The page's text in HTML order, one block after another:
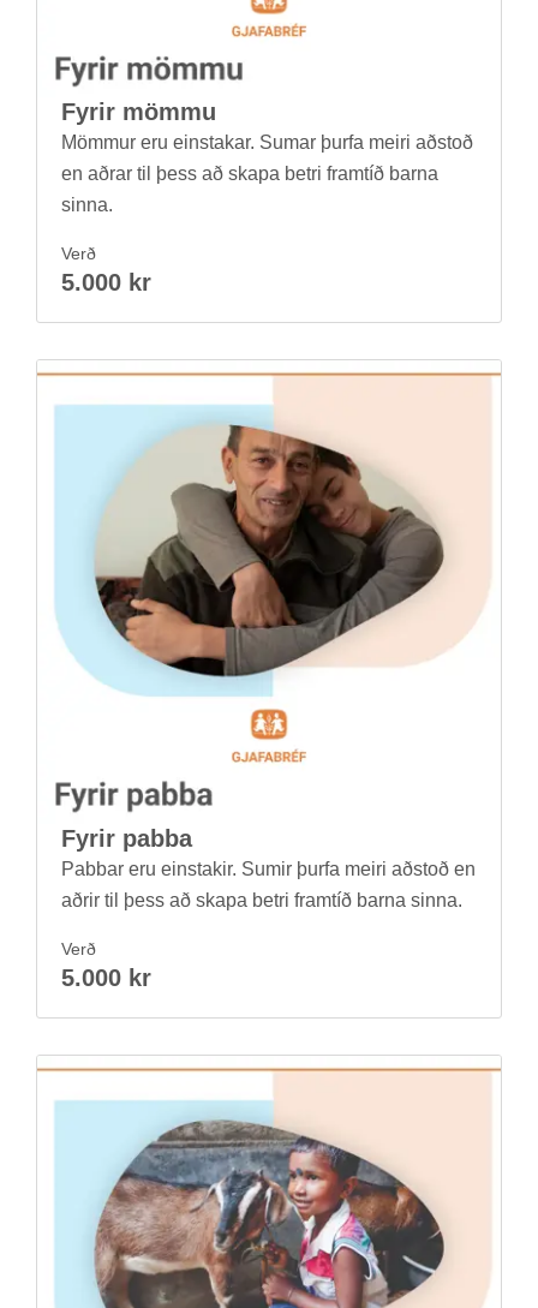
Fyr­ir mömmu
Mömm­ur eru ein­stak­ar. Sum­ar þurfa meiri að­stoð
en aðr­ar til þess að skapa betri fram­tíð barna
sinna.
Verð
5.000 kr
Fyr­ir pabba
Pabb­ar eru ein­stak­ir. Sum­ir þurfa meiri að­stoð en
aðr­ir til þess að skapa betri fram­tíð barna sinna.
Verð
5.000 kr